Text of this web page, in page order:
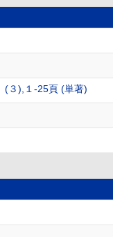
(３),１-25頁 (単著)